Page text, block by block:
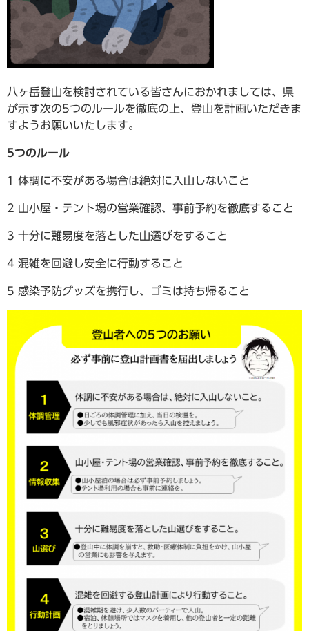
八ヶ岳登山を検討されている皆さんにおかれましては、県
が示す次の5つのルールを徹底の上、登山を計画いただきま
すようお願いいたします。
5つのルール
1 体調に不安がある場合は絶対に入山しないこと
2 山小屋・テント場の営業確認、事前予約を徹底すること
3 十分に難易度を落とした山選びをすること
4 混雑を回避し安全に行動すること
5 感染予防グッズを携行し、ゴミは持ち帰ること